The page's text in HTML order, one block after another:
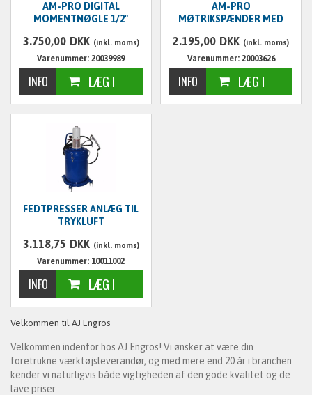
AM-PRO DIGITAL
MOMENTNØGLE 1/2"
3.750,00 DKK (inkl. moms)
Varenummer: 20039989
AM-PRO
MØTRIKSPÆNDER MED
2.195,00 DKK (inkl. moms)
Varenummer: 20003626
FEDTPRESSER ANLÆG TIL
TRYKLUFT
3.118,75 DKK (inkl. moms)
Varenummer: 10011002
Velkommen til AJ Engros
Velkommen indenfor hos AJ Engros! Vi ønsker at være din
foretrukne værktøjsleverandør, og med mere end 20 år i branchen
kender vi naturligvis både vigtigheden af den gode kvalitet og de
lave priser.